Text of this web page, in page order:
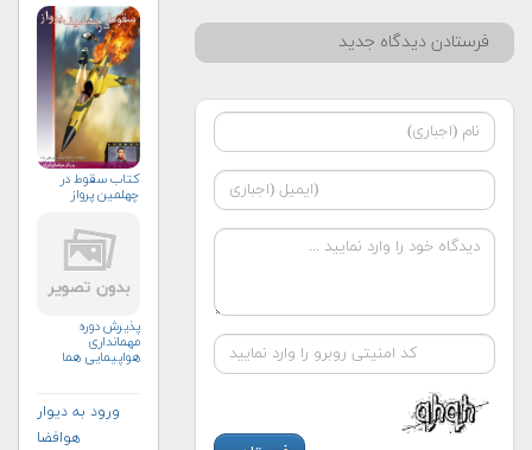
فرستادن دیدگاه جدید
كتاب سقوط در
چهلمين پرواز
پذیرش دوره
مهمانداری
هواپیمایی هما
ورود به دیوار
هوافضا